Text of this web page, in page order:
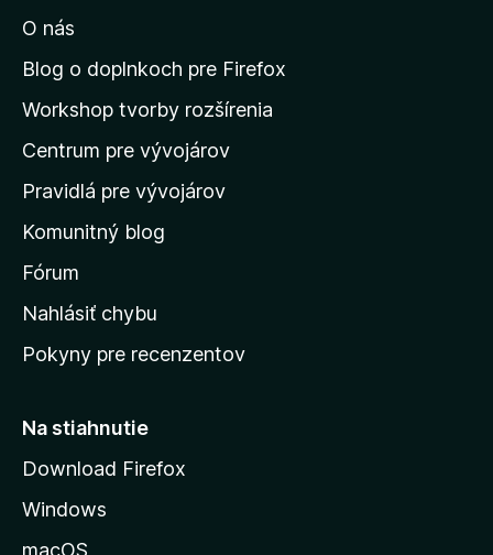
ť
n
d
o
m
v
s
k
s
r
n
k
O nás
Blog o doplnkoch pre Firefox
Workshop tvorby rozšírenia
Centrum pre vývojárov
Pravidlá pre vývojárov
Komunitný blog
Fórum
Nahlásiť chybu
Pokyny pre recenzentov
Na stiahnutie
Download Firefox
Windows
macOS